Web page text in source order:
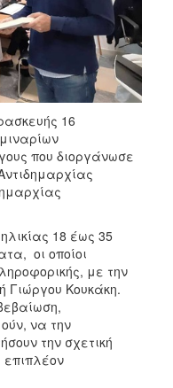
16
που διοργάνωσε
18 έως 35
οι οποίοι
με την
Γιώργου Κουκάκη.
να την
την σχετική
επιπλέον